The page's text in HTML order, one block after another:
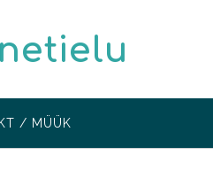
/ MÜÜK